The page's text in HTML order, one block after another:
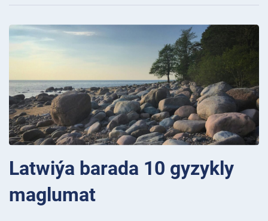
Latwiýa barada 10 gyzykly
maglumat